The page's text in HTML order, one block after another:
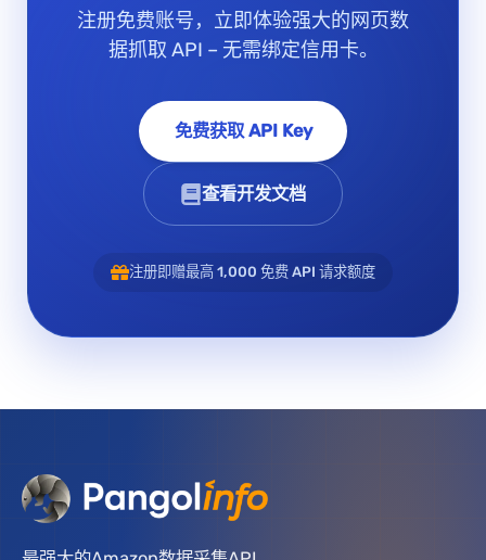
注册免费账号，立即体验强大的网页数
据抓取 API – 无需绑定信用卡。
免费获取 API Key
查看开发文档
注册即赠最高 1,000 免费 API 请求额度